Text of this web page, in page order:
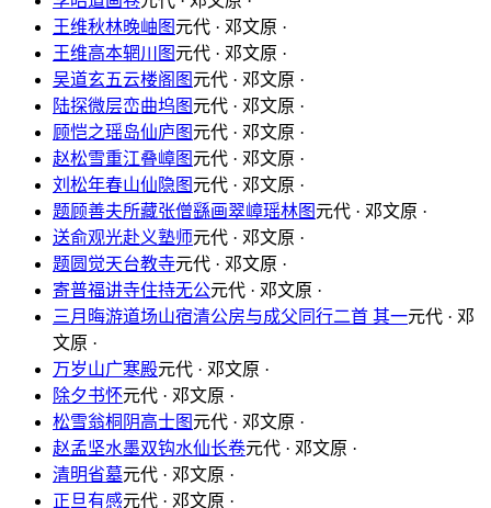
王维秋林晚岫图 元代 · 邓文原 ·
王维高本辋川图 元代 · 邓文原 ·
吴道玄五云楼阁图 元代 · 邓文原 ·
陆探微层峦曲坞图 元代 · 邓文原 ·
顾恺之瑶岛仙庐图 元代 · 邓文原 ·
赵松雪重江叠嶂图 元代 · 邓文原 ·
刘松年春山仙隐图 元代 · 邓文原 ·
题顾善夫所藏张僧繇画翠嶂瑶林图 元代 · 邓文原 ·
送俞观光赴义塾师元代 · 邓文原 ·
题圆觉天台教寺元代 · 邓文原 ·
寄普福讲寺住持无公元代 · 邓文原 ·
三月晦游道场山宿清公房与成父同行二首 其一元代 · 邓
文原 ·
万岁山广寒殿元代 · 邓文原 ·
除夕书怀元代 · 邓文原 ·
松雪翁桐阴高士图 元代 · 邓文原 ·
赵孟坚水墨双钩水仙长卷元代 · 邓文原 ·
清明省墓元代 · 邓文原 ·
正旦有感元代 · 邓文原 ·